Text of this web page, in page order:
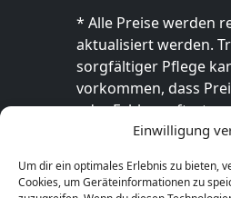
Einwilligung
Um dir ein optimales Erlebnis zu bieten,
Cookies, um Geräteinformationen zu
* Alle Preise werden
aktualisiert werden.
sorgfältiger Pflege
vorkommen, dass
oder Fehler
endgültige Preis
ausschließlich im